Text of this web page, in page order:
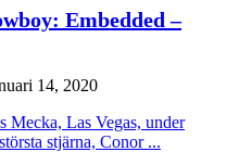
Embedded –
14, 2020
Las Vegas, under
stjärna, Conor ...